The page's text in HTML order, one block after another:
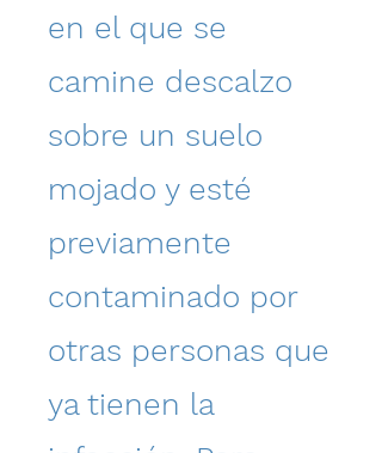
en el que se
camine descalzo
sobre un suelo
mojado y esté
previamente
contaminado por
otras personas que
ya tienen la